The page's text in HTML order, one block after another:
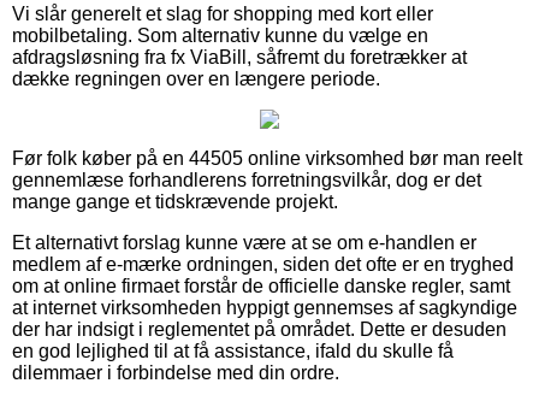
Vi slår generelt et slag for shopping med kort eller
mobilbetaling. Som alternativ kunne du vælge en
afdragsløsning fra fx ViaBill, såfremt du foretrækker at
dække regningen over en længere periode.
Før folk køber på en 44505 online virksomhed bør man reelt
gennemlæse forhandlerens forretningsvilkår, dog er det
mange gange et tidskrævende projekt.
Et alternativt forslag kunne være at se om e-handlen er
medlem af e-mærke ordningen, siden det ofte er en tryghed
om at online firmaet forstår de officielle danske regler, samt
at internet virksomheden hyppigt gennemses af sagkyndige
der har indsigt i reglementet på området. Dette er desuden
en god lejlighed til at få assistance, ifald du skulle få
dilemmaer i forbindelse med din ordre.